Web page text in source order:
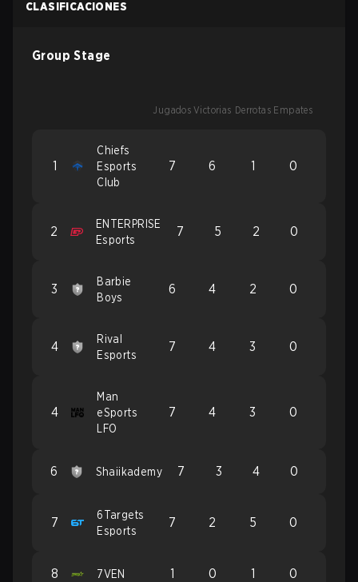
CLASIFICACIONES
Group Stage
Jugados Victorias Derrotas Empates
1
Chiefs
Esports
Club
7 6 1 0
2
ENTERPRISE
Esports
7 5 2 0
3
Barbie
Boys
6 4 2 0
4
Rival
Esports
7 4 3 0
4
Man
eSports
LFO
7 4 3 0
6 Shaiikademy 7 3 4 0
7
6Targets
Esports
7 2 5 0
8 7VEN 1 0 1 0